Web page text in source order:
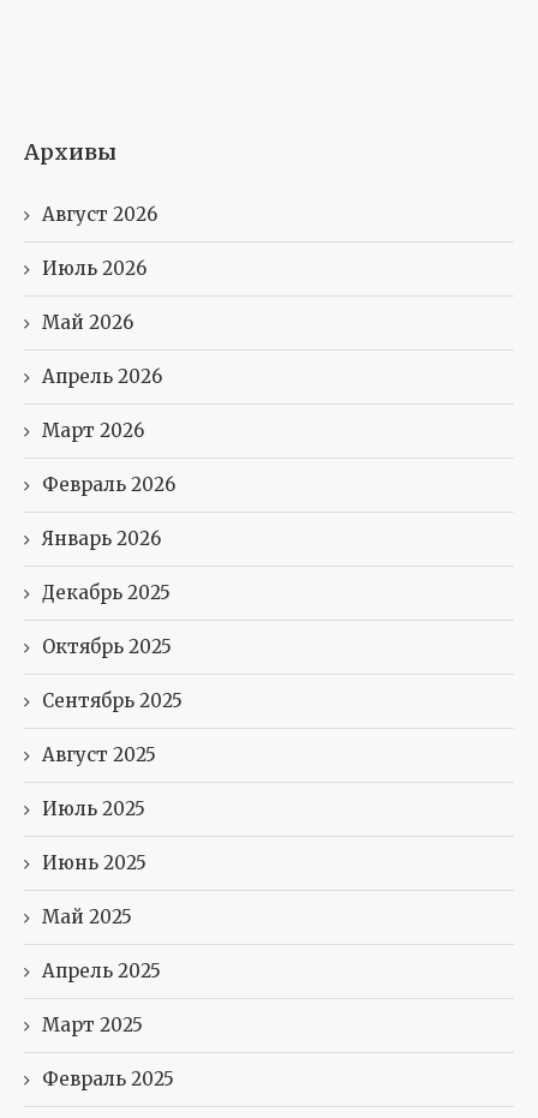
Архивы
Август 2026
Июль 2026
Май 2026
Апрель 2026
Март 2026
Февраль 2026
Январь 2026
Декабрь 2025
Октябрь 2025
Сентябрь 2025
Август 2025
Июль 2025
Июнь 2025
Май 2025
Апрель 2025
Март 2025
Февраль 2025